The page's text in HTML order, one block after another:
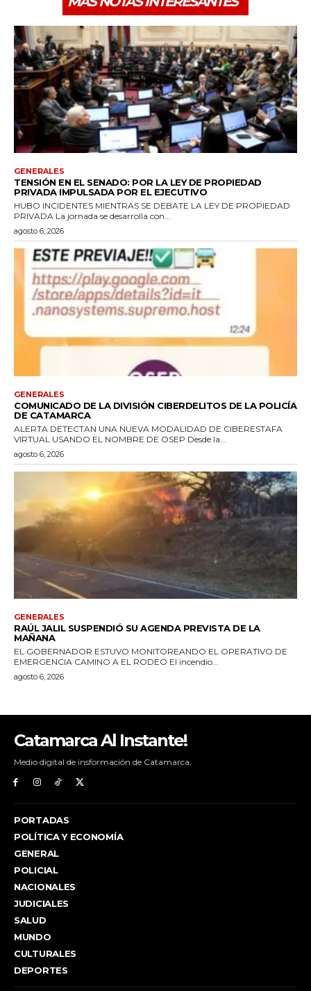
Catamarca Al Instante!
Medio digital de insformación de Catamarca.
PORTADAS
POLÍTICA Y ECONOMÍA
GENERAL
POLICIAL
NACIONALES
JUDICIALES
SALUD
MUNDO
CULTURALES
DEPORTES